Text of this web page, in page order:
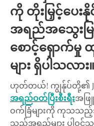
ကို တိုးမြှင့်ပေး
အရည်အသွေးမ
စောင့်ရှောက်မှု
များ ရှိပါသလား။
ဟုတ်တယ်! ကျွန်ုပ်တို့၏
အရည်ဝတ်ပြီးစီးရီးအဖြူ
ဝက်ခြံများကို ကုသသည့်အ
သည့်အရည်များ ပါဝင်